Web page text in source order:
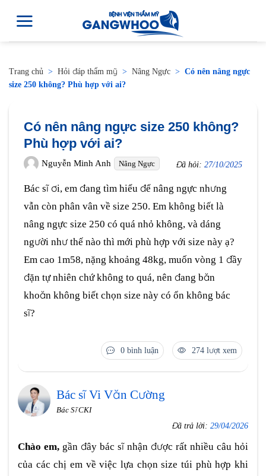
Trang chủ > Hỏi đáp thẩm mỹ > Nâng Ngực > Có nên nâng ngực
size 250 không? Phù hợp với ai?
Có nên nâng ngực size 250 không?
Phù hợp với ai?
Nguyễn Minh Anh Nâng Ngực Đã hỏi: 27/10/2025
Bác sĩ ơi, em đang tìm hiểu để nâng ngực nhưng
vẫn còn phân vân về size 250. Em không biết là
nâng ngực size 250 có quá nhỏ không, và dáng
người như thế nào thì mới phù hợp với size này ạ?
Em cao 1m58, nặng khoảng 48kg, muốn vòng 1 đầy
đặn tự nhiên chứ không to quá, nên đang băn
khoăn không biết chọn size này có ổn không bác
sĩ?
0 bình luận 274 lượt xem
Bác sĩ Vi Văn Cường
Bác Sĩ CKI
Đã trả lời: 29/04/2026
Chào em, gần đây bác sĩ nhận được rất nhiều câu hỏi
của các chị em về việc lựa chọn size túi phù hợp khi